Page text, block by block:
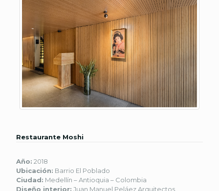
Restaurante Moshi
Año: 2018
Ubicación: Barrio El Poblado
Ciudad: Medellín – Antioquia – Colombia
Diseño interior: Juan Manuel Peláez Arquitectos